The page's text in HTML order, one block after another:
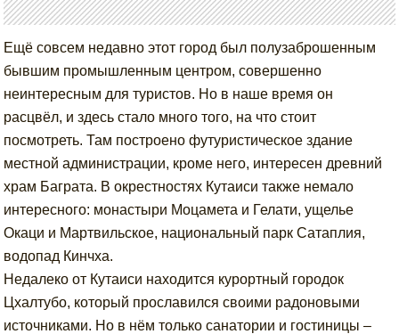
Ещё совсем недавно этот город был полузаброшенным
бывшим промышленным центром, совершенно
неинтересным для туристов. Но в наше время он
расцвёл, и здесь стало много того, на что стоит
посмотреть. Там построено футуристическое здание
местной администрации, кроме него, интересен древний
храм Баграта. В окрестностях Кутаиси также немало
интересного: монастыри Моцамета и Гелати, ущелье
Окаци и Мартвильское, национальный парк Сатаплия,
водопад Кинчха.
Недалеко от Кутаиси находится курортный городок
Цхалтубо, который прославился своими радоновыми
источниками. Но в нём только санатории и гостиницы –